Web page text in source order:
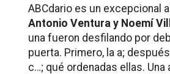
ABCdario es un excepcional
Antonio Ventura y Noemí
una fueron desfilando por
puerta. Primero, la a;
c…; qué ordenadas ellas. Una